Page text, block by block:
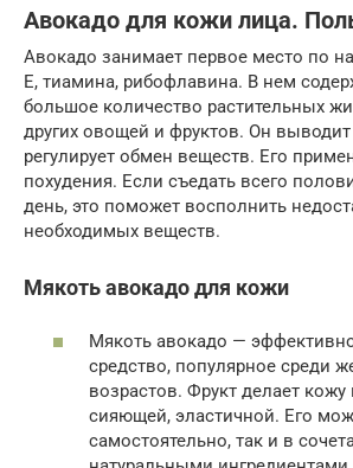
Авокадо для кожи лица.
Авокадо занимает первое место по
Е, тиамина, рибофлавина. В нем
большое количество растительных
других овощей и фруктов. Он выводит
регулирует обмен веществ. Его
похудения. Если съедать всего
день, это поможет восполнить
необходимых веществ.
Мякоть авокадо для кожи
Мякоть авокадо —
средство, популярное среди
возрастов. Фрукт делает кожу
сияющей, эластичной. Его
самостоятельно, так и в